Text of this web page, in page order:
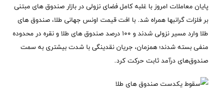
پایان معاملات امروز با غلبه کامل فضای نزولی در بازار صندوق های مبتنی
بر فلزات گرانبها همراه شد. با افت قیمت اونس جهانی طلا، صندوق های
طلا وارد مسیر نزولی شدند و 100 درصد صندوق های طلا و نقره در محدوده
منفی بسته شدند؛ همزمان، جریان نقدینگی با شدت بیشتری به سمت
صندوق‌های درآمد ثابت حرکت کرد.